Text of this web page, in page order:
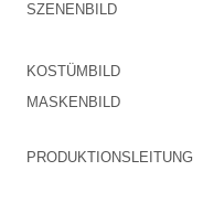
SZENENBILD
KOSTÜMBILD
MASKENBILD
PRODUKTIONSLEITUNG